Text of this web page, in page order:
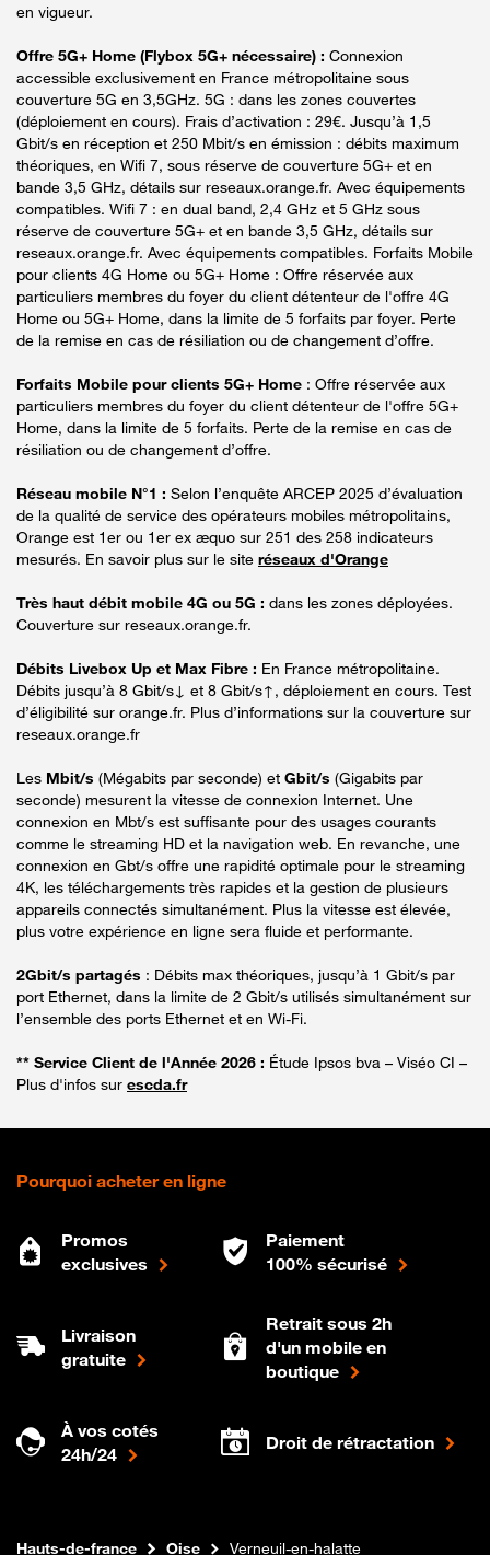
en vigueur.
Offre 5G+ Home (Flybox 5G+ nécessaire) : Connexion
accessible exclusivement en France métropolitaine sous
couverture 5G en 3,5GHz. 5G : dans les zones couvertes
(déploiement en cours). Frais d’activation : 29€. Jusqu’à 1,5
Gbit/s en réception et 250 Mbit/s en émission : débits maximum
théoriques, en Wifi 7, sous réserve de couverture 5G+ et en
bande 3,5 GHz, détails sur reseaux.orange.fr. Avec équipements
compatibles. Wifi 7 : en dual band, 2,4 GHz et 5 GHz sous
réserve de couverture 5G+ et en bande 3,5 GHz, détails sur
reseaux.orange.fr. Avec équipements compatibles. Forfaits Mobile
pour clients 4G Home ou 5G+ Home : Offre réservée aux
particuliers membres du foyer du client détenteur de l'offre 4G
Home ou 5G+ Home, dans la limite de 5 forfaits par foyer. Perte
de la remise en cas de résiliation ou de changement d’offre.
Forfaits Mobile pour clients 5G+ Home : Offre réservée aux
particuliers membres du foyer du client détenteur de l'offre 5G+
Home, dans la limite de 5 forfaits. Perte de la remise en cas de
résiliation ou de changement d’offre.
Réseau mobile N°1 : Selon l’enquête ARCEP 2025 d’évaluation
de la qualité de service des opérateurs mobiles métropolitains,
Orange est 1er ou 1er ex æquo sur 251 des 258 indicateurs
mesurés. En savoir plus sur le site réseaux d'Orange
Très haut débit mobile 4G ou 5G : dans les zones déployées.
Couverture sur reseaux.orange.fr.
Débits Livebox Up et Max Fibre : En France métropolitaine.
Débits jusqu’à 8 Gbit/s↓ et 8 Gbit/s↑, déploiement en cours. Test
d’éligibilité sur orange.fr. Plus d’informations sur la couverture sur
reseaux.orange.fr
Les Mbit/s (Mégabits par seconde) et Gbit/s (Gigabits par
seconde) mesurent la vitesse de connexion Internet. Une
connexion en Mbt/s est suffisante pour des usages courants
comme le streaming HD et la navigation web. En revanche, une
connexion en Gbt/s offre une rapidité optimale pour le streaming
4K, les téléchargements très rapides et la gestion de plusieurs
appareils connectés simultanément. Plus la vitesse est élevée,
plus votre expérience en ligne sera fluide et performante.
2Gbit/s partagés : Débits max théoriques, jusqu’à 1 Gbit/s par
port Ethernet, dans la limite de 2 Gbit/s utilisés simultanément sur
l’ensemble des ports Ethernet et en Wi-Fi.
** Service Client de l'Année 2026 : Étude Ipsos bva – Viséo CI –
Plus d'infos sur escda.fr
Pourquoi acheter en ligne
Promos
exclusives
Paiement
100% sécurisé
Livraison
gratuite
Retrait sous 2h
d'un mobile en
boutique
À vos cotés
24h/24
Droit de rétractation
Boutique Orange
Internet fibre
Hauts-de-france Oise Verneuil-en-halatte